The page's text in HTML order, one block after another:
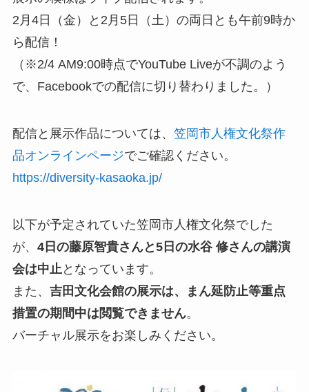
2月4日（金）と2月5日（土）の両日とも午前9時か
ら配信！
（※2/4 AM9:00時点でYouTube Liveが不調のよう
で、Facebookでの配信に切り替わりました。）
配信と展示作品については、 笠岡市人権文化祭作
品オンラインページでご確認ください。
https://diversity-kasaoka.jp/
以下が予定されていた笠岡市人権文化祭でした
が、 4日の藤原智貴さんと5日の水谷 修さんの講演
会は中止 となっています。
また、 吉田文化会館の展示は、まん延防止等重点
措置の期間中は閲覧できません。
バーチャル展示をお楽しみください。